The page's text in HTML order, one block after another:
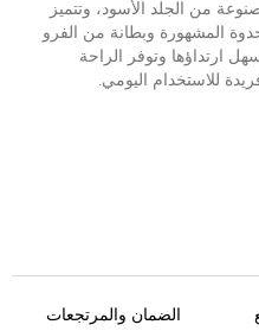
من الجلد الأسود، وتتميز
المشهورة وبطانة من الفرو
ارتداؤها وتوفر الراحة
للاستخدام اليومي.
الضمان والمرتجعات